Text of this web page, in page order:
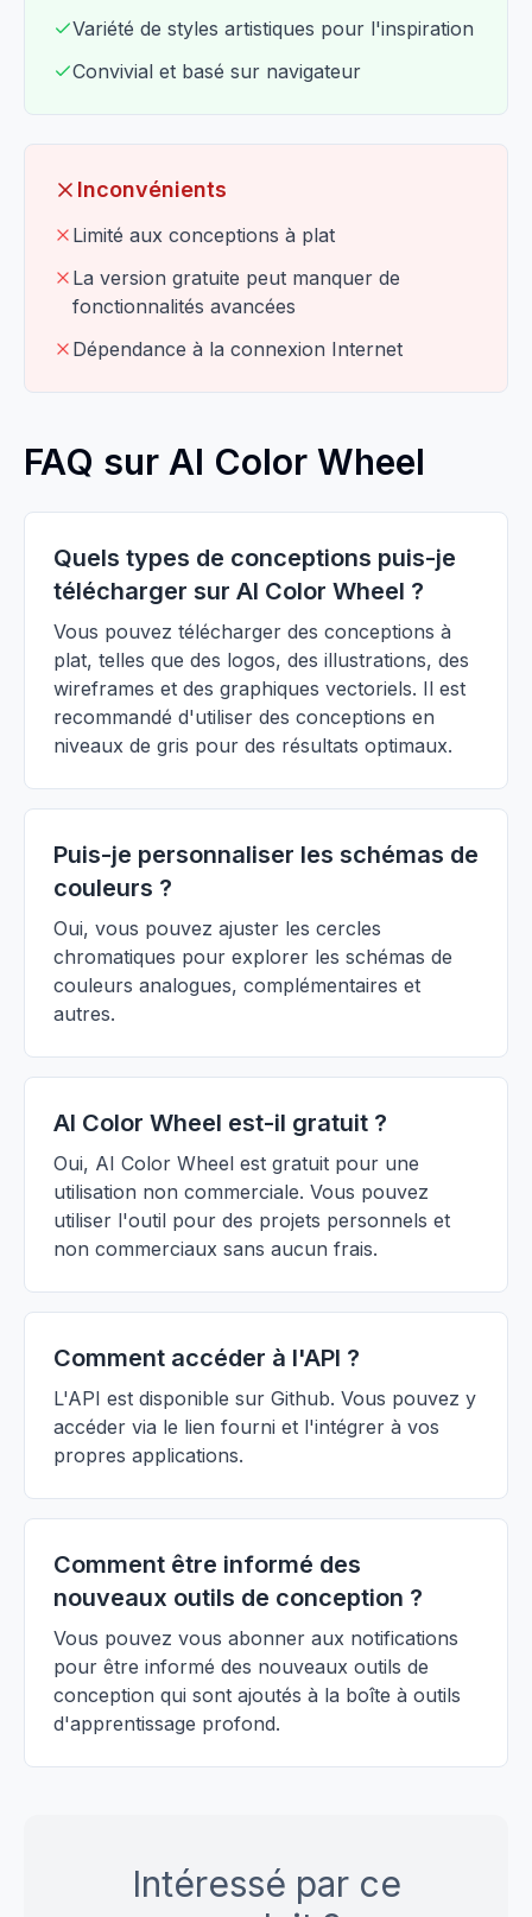
Variété de styles artistiques pour l'inspiration
Convivial et basé sur navigateur
Inconvénients
Limité aux conceptions à plat
La version gratuite peut manquer de
fonctionnalités avancées
Dépendance à la connexion Internet
FAQ sur AI Color Wheel
Quels types de conceptions puis-je
télécharger sur AI Color Wheel ?
Vous pouvez télécharger des conceptions à
plat, telles que des logos, des illustrations, des
wireframes et des graphiques vectoriels. Il est
recommandé d'utiliser des conceptions en
niveaux de gris pour des résultats optimaux.
Puis-je personnaliser les schémas de
couleurs ?
Oui, vous pouvez ajuster les cercles
chromatiques pour explorer les schémas de
couleurs analogues, complémentaires et
autres.
AI Color Wheel est-il gratuit ?
Oui, AI Color Wheel est gratuit pour une
utilisation non commerciale. Vous pouvez
utiliser l'outil pour des projets personnels et
non commerciaux sans aucun frais.
Comment accéder à l'API ?
L'API est disponible sur Github. Vous pouvez y
accéder via le lien fourni et l'intégrer à vos
propres applications.
Comment être informé des
nouveaux outils de conception ?
Vous pouvez vous abonner aux notifications
pour être informé des nouveaux outils de
conception qui sont ajoutés à la boîte à outils
d'apprentissage profond.
Intéressé par ce